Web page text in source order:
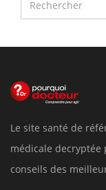
Le site santé de
médicale decryptée
conseils des